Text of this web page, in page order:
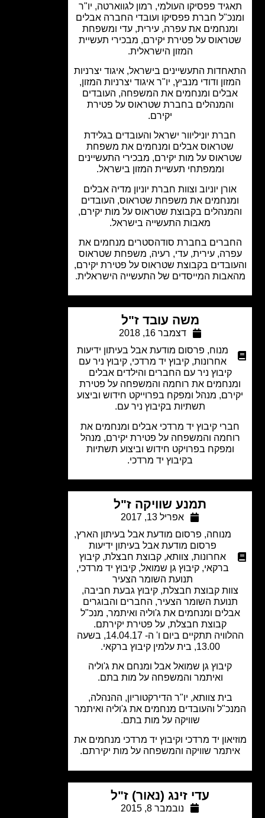
פפסיקו העולמי, רמון לגווארטה, יו"ר
חברת פפסיקו ועובדי החברה אבלים
את עפרה, עירית, עדי ומשפחת
על פטירת יקירם, מבכירי תעשיית
המזון הישראלית.
התעשיינים בישראל, איגוד יצרניות
ודודי מנביץ, יו"ר איגוד יצרניות המזון,
ומנחמים את המשפחה, העובדים
והמנהלים בחברת שטראוס על פטירת
יוניליוור ישראל והעובדים בגלידת
שטראוס אבלים ומנחמים את משפחת
על מות יקירם, מבכירי התעשיינים
וממפתחי תעשיית המזון בישראל.
יוניוב וצוות חברת יוניון מדיה אבלים
את משפחת שטראוס, העובדים
בקבוצת שטראוס על מות יקירם,
מאבות התעשייה בישראל.
בחברת סודהסטרים מנחמים את
עירית, עדי, רעיה, משפחת שטראוס
בקבוצת שטראוס על פטירת יקירם,
המייסדים של התעשייה הישראלית.
משה עובד ז"ל
דצמבר 16, 2018
מנוח,
פרסום מודעת אבל בעיתון ידיעות
אחרונות,קיבוץ יד מרדכי, קיבוץ ניר עם
קיבוץ ניר עם החברים והילדים אבלים
את רוחמה והמשפחה על פטירת
מנהל ומפקח בפרוייקט חידוש וביצוע
תשתיות בקיבוץ ניר עם.
קיבוץ יד מרדכי אבלים ומנחמים את
והמשפחה על פטירת יקירם, מנהל
ומפקח בפרויקט חידוש וביצוע תשתיות
בקיבוץ יד מרדכי.
תמנע שוויקה ז"ל
אפריל 13, 2017
פרסום מודעת אבל בעיתון הארץ,
פרסום מודעת אבל בעיתון ידיעות
אחרונות,צוותא,קבוצת חבצלת ,קיבוץ
קיבוץ גן שמואל,קיבוץ יד מרדכי,
תנועת השומר הצעיר
קבוצת חבצלת, קיבוץ גבעת חביבה,
השומר הצעיר, החברים והבוגרים
ומנחמים את ג'וליה ואיתמר, מנכ"ל
קבוצת חבצלת, על פטירת יקירתם.
ההלוויה תתקיים ביום ו' ה- 14.04.17, בשעה
קיבוץ גן שמואל אבל ומנחם את ג'וליה
ואיתמר והמשפחה על מות בתם.
בית צוותא, יו"ר הדירקטוריון, ההנהלה,
והעובדים מנחמים את ג'וליה ואיתמר
שוויקה על מות בתם.
יד מרדכי וקיבוץ יד מרדכי מנחמים את
שוויקה והמשפחה על מות יקירתם.
עדי זינג (נאור) ז"ל
נובמבר 8, 2015